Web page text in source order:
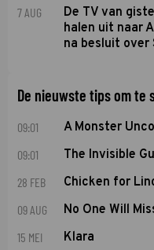
7 AUG
De TV van
halen uit naar
na besluit
De nieuwste tips om te
09:01 A Monster
09:01 The Invisible
28 FEB Chicken for
09 AUG No One Will
15 MEI Klara